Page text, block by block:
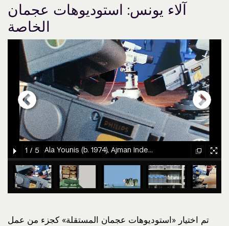
آلاء يونس: استوديوهات عجمان
الخاصة
gallery
element
gallery
element
gallery
element
gallery
element
gallery
element
gallery
element
gallery
element
gallery
element
gallery
element
gallery
element
gallery
element
gallery
element
gallery
element
gallery
element
gallery
element
gallery
element
gallery
element
gallery
element
gallery
element
gallery
element
gallery
element
gallery
element
gallery
element
gallery
element
gallery
element
gallery
element
gallery
element
gallery
element
gallery
element
gallery
element
gallery
element
gallery
element
gallery
element
gallery
element1 / 5 Ala Younis (b. 1974), Ajman Independent Studios: Technology, 2021 (photographic archive)
تم اختيار «استوديوهات عجمان المستقلة» كجزء من عمل